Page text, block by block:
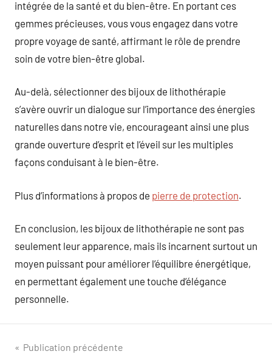
intégrée de la santé et du bien-être. En portant ces
gemmes précieuses, vous vous engagez dans votre
propre voyage de santé, affirmant le rôle de prendre
soin de votre bien-être global.
Au-delà, sélectionner des bijoux de lithothérapie
s’avère ouvrir un dialogue sur l’importance des énergies
naturelles dans notre vie, encourageant ainsi une plus
grande ouverture d’esprit et l’éveil sur les multiples
façons conduisant à le bien-être.
Plus d’informations à propos de pierre de protection.
En conclusion, les bijoux de lithothérapie ne sont pas
seulement leur apparence, mais ils incarnent surtout un
moyen puissant pour améliorer l’équilibre énergétique,
en permettant également une touche d’élégance
personnelle.
Navigation
Publication précédente